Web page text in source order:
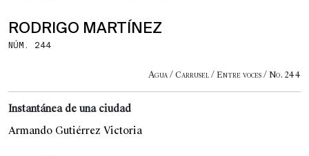
RODRIGO MARTÍNEZ
NÚM. 244
Agua / Carrusel / Entre voces / No. 244
Instantánea de una ciudad
Armando Gutiérrez Victoria